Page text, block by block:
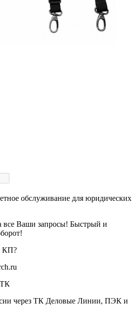
обслуживание для юридических
все Ваши запросы! Быстрый и
КП?
ТК
через ТК Деловые Линии, ПЭК и